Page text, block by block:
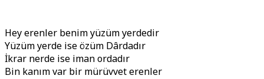
Hey erenler benim yüzüm yerdedir
Yüzüm yerde ise özüm Dârdadır
İkrar nerde ise iman ordadır
Bin kanım var bir mürüvvet erenler